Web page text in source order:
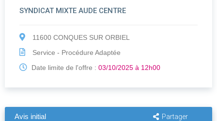
SYNDICAT MIXTE AUDE CENTRE
11600 CONQUES SUR ORBIEL
Service - Procédure Adaptée
Date limite de l'offre : 03/10/2025 à 12h00
Avis initial Partager